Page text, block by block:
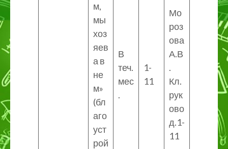
м,
мы
хоз
яев
а в
не
м»
(бл
аго
уст
рой
В
теч.
мес
.
1-
11
Мо
роз
ова
А.В
.
Кл.
рук
ово
д.1-
11